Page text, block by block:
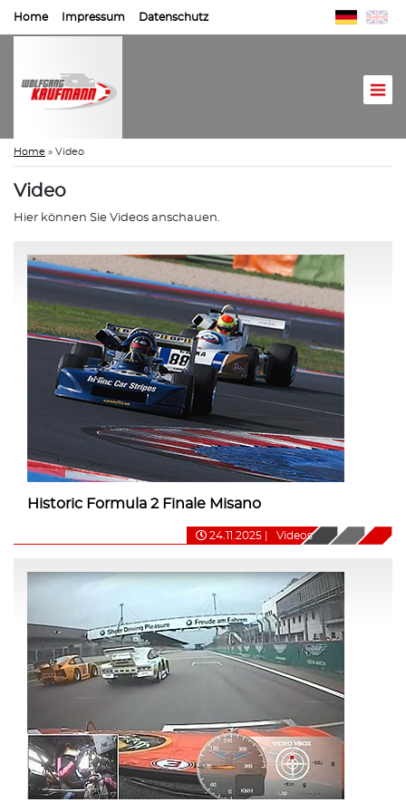
Home Impressum Datenschutz
Home » Video
Video
Hier können Sie Videos anschauen.
Historic Formula 2 Finale Misano
24.11.2025 Videos